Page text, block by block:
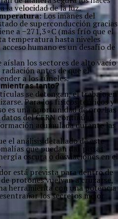
la velocidad de la luz.
Los imanes del
de superconducción gracias
a −271,3∘C (más frío que el
temperatura hasta niveles
humano es un desafío de
aíslan los sectores de alto vacío
antes de que el
a los túneles.
tanto?
se detengan, el trabajo en
Para los físicos teóricos y
es una oportunidad de oro. Las
del CERN continúan
acumulada durante las
el análisis detallado de este
que puedan dar pistas
oscura o desviaciones en el
está prevista para dentro de
protones vuelvan a cruzarse,
herramienta con una potencia
los secretos mejor